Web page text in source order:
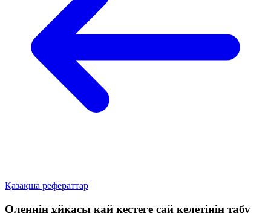
Қазақша рефераттар
Өлеңнің ұйқасы қай кестеге сай келетінін табу